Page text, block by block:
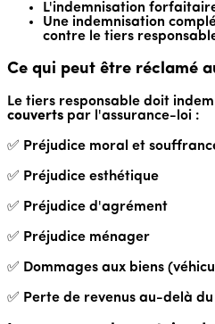
L'indemnisation
Une indemnisation
contre le tiers
Ce qui peut être réclamé
Le tiers responsable doit
couverts par l'assurance-loi :
✅ Préjudice moral et
✅ Préjudice esthétique
✅ Préjudice d'agrément
✅ Préjudice ménager
✅ Dommages aux biens
✅ Perte de revenus au-delà